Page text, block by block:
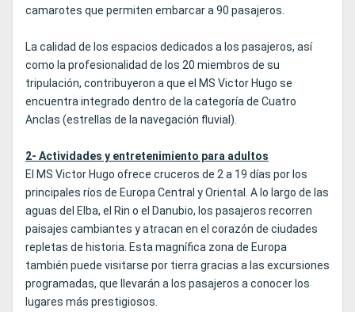
camarotes que permiten embarcar a 90 pasajeros.
La calidad de los espacios dedicados a los pasajeros, así
como la profesionalidad de los 20 miembros de su
tripulación, contribuyeron a que el MS Victor Hugo se
encuentra integrado dentro de la categoría de Cuatro
Anclas (estrellas de la navegación fluvial).
2- Actividades y entretenimiento para adultos
El MS Victor Hugo ofrece cruceros de 2 a 19 días por los
principales ríos de Europa Central y Oriental. A lo largo de las
aguas del Elba, el Rin o el Danubio, los pasajeros recorren
paisajes cambiantes y atracan en el corazón de ciudades
repletas de historia. Esta magnífica zona de Europa
también puede visitarse por tierra gracias a las excursiones
programadas, que llevarán a los pasajeros a conocer los
lugares más prestigiosos.